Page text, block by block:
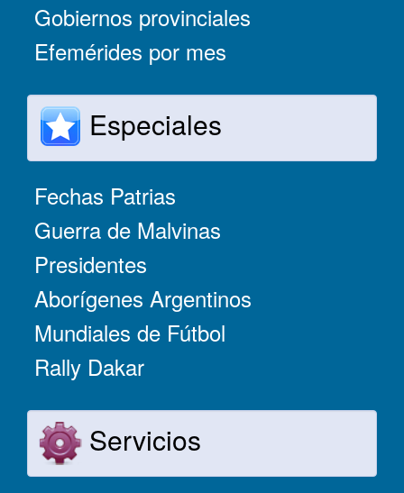
Gobiernos provinciales
Efemérides por mes
Especiales
Fechas Patrias
Guerra de Malvinas
Presidentes
Aborígenes Argentinos
Mundiales de Fútbol
Rally Dakar
Servicios